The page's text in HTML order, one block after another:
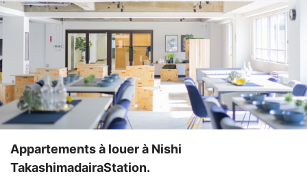
Appartements à louer à Nishi
TakashimadairaStation.